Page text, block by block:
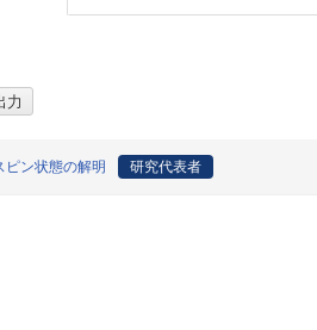
ン状態の解明 研究代表者